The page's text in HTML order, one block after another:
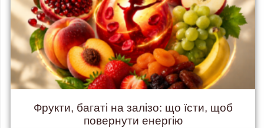
Фрукти, багаті на залізо: що їсти, щоб
повернути енергію